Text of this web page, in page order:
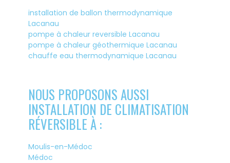
installation de ballon thermodynamique
Lacanau
pompe à chaleur reversible Lacanau
pompe à chaleur géothermique Lacanau
chauffe eau thermodynamique Lacanau
NOUS PROPOSONS AUSSI
INSTALLATION DE CLIMATISATION
RÉVERSIBLE À :
Moulis-en-Médoc
Médoc